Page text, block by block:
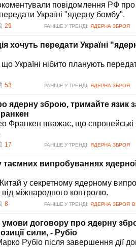
повідомлення РФ про
Україні "ядерну бомбу".
29 РАНІШЕ У ТРЕНДІ: ЯДЕРНА ЗБРОЯ
хочуть передати Україні
що Україні нібито планують
53 РАНІШЕ У ТРЕНДІ: ЯДЕРНА ЗБРОЯ
ядерну зброю, тримайте язик
Франкен вважає, що європейські
17 РАНІШЕ У ТРЕНДІ: ЯДЕРНА ЗБРОЯ
випробуваннях ядерної
у секретному ядерному
від міжнародного контролю.
8 РАНІШЕ У ТРЕНДІ: ЯДЕРНА ЗБРОЯ
умови договору про ядерну
сили, - Рубіо
Рубіо після завершення дії